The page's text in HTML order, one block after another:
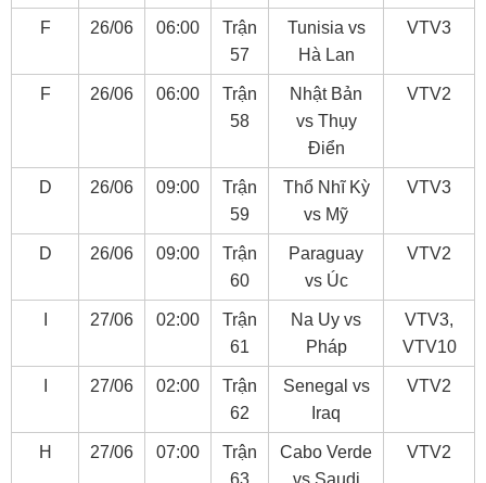
F 26/06 06:00
Trận
57
Tunisia vs
Hà Lan
VTV3
F 26/06 06:00
Trận
58
Nhật Bản
vs Thụy
Điển
VTV2
D 26/06 09:00
Trận
59
Thổ Nhĩ Kỳ
vs Mỹ
VTV3
D 26/06 09:00
Trận
60
Paraguay
vs Úc
VTV2
27/06 02:00
Trận
61
Na Uy vs
Pháp
VTV3,
VTV10
27/06 02:00
Trận
62
Senegal vs
Iraq
VTV2
H 27/06 07:00
Trận
63
Cabo Verde
vs Saudi
VTV2